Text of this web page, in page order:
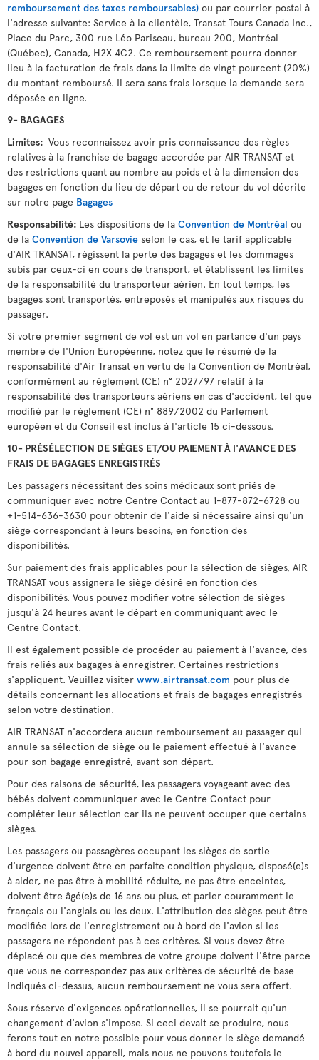
remboursement des taxes remboursables) ou par courrier postal à
l'adresse suivante: Service à la clientèle, Transat Tours Canada Inc.,
Place du Parc, 300 rue Léo Pariseau, bureau 200, Montréal
(Québec), Canada, H2X 4C2. Ce remboursement pourra donner
lieu à la facturation de frais dans la limite de vingt pourcent (20%)
du montant remboursé. Il sera sans frais lorsque la demande sera
déposée en ligne.
9- BAGAGES
Limites: Vous reconnaissez avoir pris connaissance des règles
relatives à la franchise de bagage accordée par AIR TRANSAT et
des restrictions quant au nombre au poids et à la dimension des
bagages en fonction du lieu de départ ou de retour du vol décrite
sur notre page Bagages
Responsabilité: Les dispositions de la Convention de Montréal ou
de la Convention de Varsovie selon le cas, et le tarif applicable
d'AIR TRANSAT, régissent la perte des bagages et les dommages
subis par ceux-ci en cours de transport, et établissent les limites
de la responsabilité du transporteur aérien. En tout temps, les
bagages sont transportés, entreposés et manipulés aux risques du
passager.
Si votre premier segment de vol est un vol en partance d'un pays
membre de l'Union Européenne, notez que le résumé de la
responsabilité d'Air Transat en vertu de la Convention de Montréal,
conformément au règlement (CE) n° 2027/97 relatif à la
responsabilité des transporteurs aériens en cas d'accident, tel que
modifié par le règlement (CE) n° 889/2002 du Parlement
européen et du Conseil est inclus à l'article 15 ci-dessous.
10- PRÉSÉLECTION DE SIÈGES ET/OU PAIEMENT À l'AVANCE DES
FRAIS DE BAGAGES ENREGISTRÉS
Les passagers nécessitant des soins médicaux sont priés de
communiquer avec notre Centre Contact au 1-877-872-6728 ou
+1-514-636-3630 pour obtenir de l'aide si nécessaire ainsi qu'un
siège correspondant à leurs besoins, en fonction des
disponibilités.
Sur paiement des frais applicables pour la sélection de sièges, AIR
TRANSAT vous assignera le siège désiré en fonction des
disponibilités. Vous pouvez modifier votre sélection de sièges
jusqu'à 24 heures avant le départ en communiquant avec le
Centre Contact.
Il est également possible de procéder au paiement à l'avance, des
frais reliés aux bagages à enregistrer. Certaines restrictions
s'appliquent. Veuillez visiter www.airtransat.com pour plus de
détails concernant les allocations et frais de bagages enregistrés
selon votre destination.
AIR TRANSAT n'accordera aucun remboursement au passager qui
annule sa sélection de siège ou le paiement effectué à l'avance
pour son bagage enregistré, avant son départ.
Pour des raisons de sécurité, les passagers voyageant avec des
bébés doivent communiquer avec le Centre Contact pour
compléter leur sélection car ils ne peuvent occuper que certains
sièges.
Les passagers ou passagères occupant les sièges de sortie
d'urgence doivent être en parfaite condition physique, disposé(e)s
à aider, ne pas être à mobilité réduite, ne pas être enceintes,
doivent être âgé(e)s de 16 ans ou plus, et parler couramment le
français ou l'anglais ou les deux. L'attribution des sièges peut être
modifiée lors de l'enregistrement ou à bord de l'avion si les
passagers ne répondent pas à ces critères. Si vous devez être
déplacé ou que des membres de votre groupe doivent l'être parce
que vous ne correspondez pas aux critères de sécurité de base
indiqués ci-dessus, aucun remboursement ne vous sera offert.
Sous réserve d'exigences opérationnelles, il se pourrait qu'un
changement d'avion s'impose. Si ceci devait se produire, nous
ferons tout en notre possible pour vous donner le siège demandé
à bord du nouvel appareil, mais nous ne pouvons toutefois le